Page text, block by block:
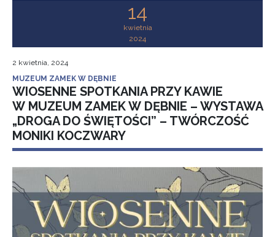
14
kwietnia
2024
2 kwietnia, 2024
MUZEUM ZAMEK W DĘBNIE
WIOSENNE SPOTKANIA PRZY KAWIE
W MUZEUM ZAMEK W DĘBNIE – WYSTAWA
„DROGA DO ŚWIĘTOŚCI” – TWÓRCZOŚĆ
MONIKI KOCZWARY